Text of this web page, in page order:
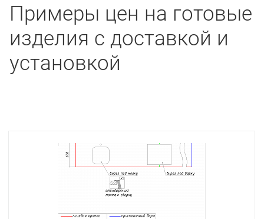
Примеры цен на готовые
изделия с доставкой и
установкой